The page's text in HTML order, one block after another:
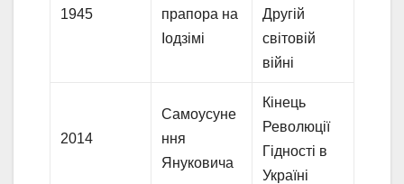
1945
прапора на
Іодзімі
Другій
світовій
війні
2014
Самоусуне
ння
Януковича
Кінець
Революції
Гідності в
Україні